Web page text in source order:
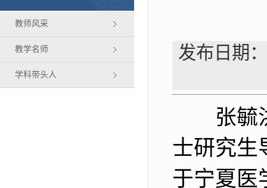
教师风采
教学名师
学科带头人
发布日期
张毓
士研究生
于宁夏医